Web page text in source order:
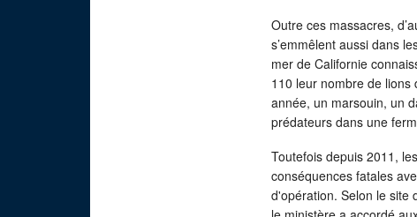
Outre ces massacres,
s’emmêlent aussi dans
mer de Californie
110 leur nombre de
année, un marsouin, un
prédateurs dans une
Toutefois depuis 2011,
conséquences fatales
d'opération. Selon le site